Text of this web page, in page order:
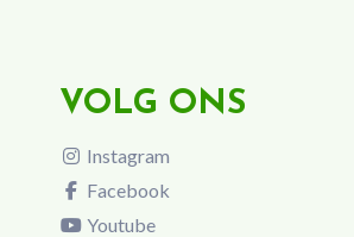
VOLG ONS
Instagram
Facebook
Youtube